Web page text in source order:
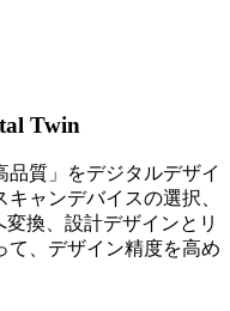
Twin
品質」をデジタルデザイ
ャンデバイスの選択、
換、設計デザインとリ
て、デザイン精度を高め